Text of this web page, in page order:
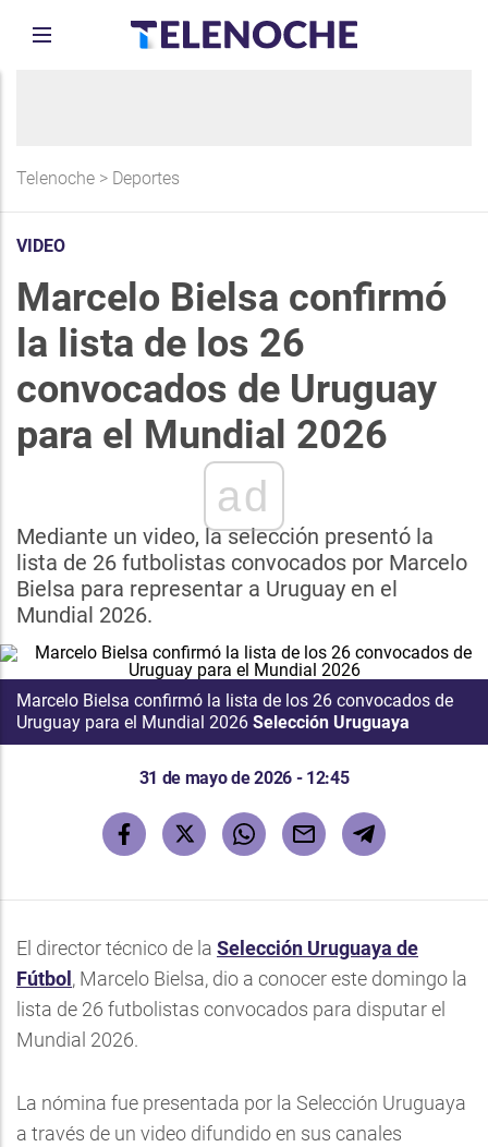
Telenoche > Deportes
VIDEO
Marcelo Bielsa confirmó
la lista de los 26
convocados de Uruguay
para el Mundial 2026
ad
Mediante un video, la selección presentó la
lista de 26 futbolistas convocados por Marcelo
Bielsa para representar a Uruguay en el
Mundial 2026.
Marcelo Bielsa confirmó la lista de los 26 convocados de
Uruguay para el Mundial 2026 Selección Uruguaya
31 de mayo de 2026 - 12:45
El director técnico de la Selección Uruguaya de
Fútbol , Marcelo Bielsa, dio a conocer este domingo la
lista de 26 futbolistas convocados para disputar el
Mundial 2026.
La nómina fue presentada por la Selección Uruguaya
a través de un video difundido en sus canales